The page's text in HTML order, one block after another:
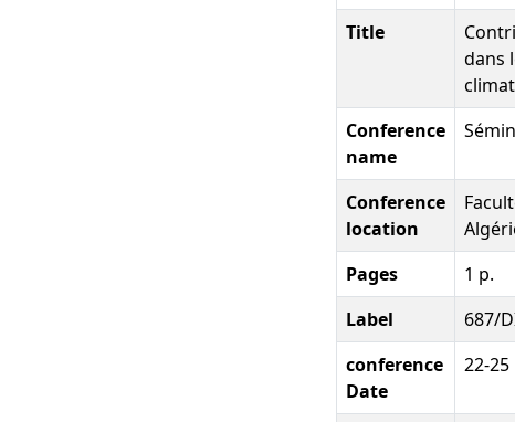
Title
dans
Conference
name
Conference
location
Pages
1 p.
Label
687/
conference
Date
22-